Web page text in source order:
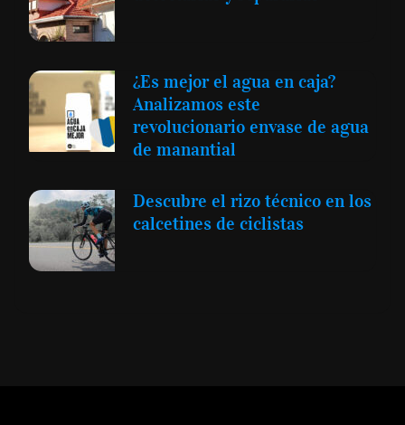
¿Es mejor el agua en caja?
Analizamos este
revolucionario envase de agua
de manantial
Descubre el rizo técnico en los
calcetines de ciclistas